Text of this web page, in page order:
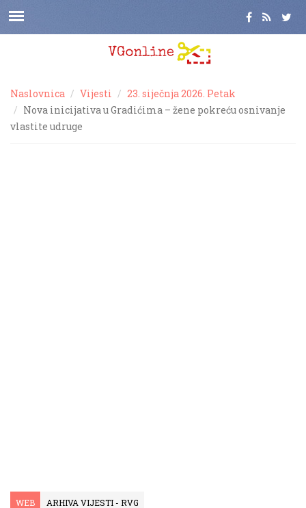
Naslovnica Vijesti
23. siječnja 2026. Petak
Nova inicijativa u Gradićima – žene pokreću osnivanje
vlastite udruge
WEB ARHIVA VIJESTI - RVG